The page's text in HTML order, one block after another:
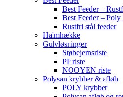
Best Feeder –
Best Feeder – Poly
Rustfri stål feeder
Halmhække
Gulvløsninger
Støbejernsriste
PP riste
NOOYEN riste
Polysan krybber & afløb
POLY krybber